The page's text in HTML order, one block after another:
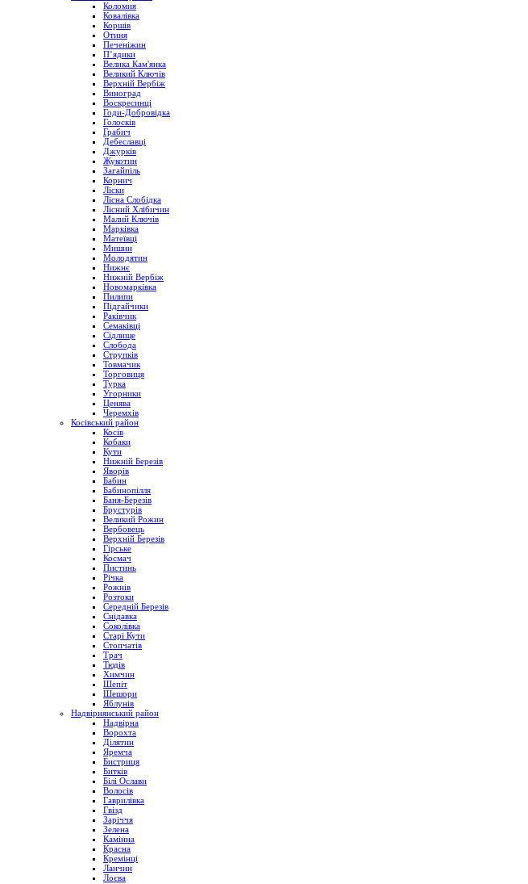
Коломия
Ковалівка
Коршів
Отиня
Печеніжин
П’ядики
Велика Кам'янка
Великий Ключів
Верхній Вербіж
Виноград
Воскресинці
Годи-Добровідка
Голосків
Грабич
Дебеславці
Джурків
Жукотин
Загайпіль
Корнич
Ліски
Лісна Слобідка
Лісний Хлібичин
Малий Ключів
Марківка
Матеївці
Мишин
Молодятин
Нижнє
Нижній Вербіж
Новомарківка
Пилипи
Підгайчики
Раківчик
Семаківці
Сідлище
Слобода
Струпків
Товмачик
Торговиця
Турка
Угорники
Ценява
Черемхів
Косівський район
Косів
Кобаки
Кути
Нижній Березів
Яворів
Бабин
Бабинопілля
Баня-Березів
Брустурів
Великий Рожин
Вербовець
Верхній Березів
Гірське
Космач
Пистинь
Річка
Рожнів
Розтоки
Середній Березів
Снідавка
Соколівка
Старі Кути
Стопчатів
Трач
Тюдів
Химчин
Шепіт
Шешори
Яблунів
Надвірнянський район
Надвірна
Ворохта
Ділятин
Яремча
Бистриця
Битків
Білі Ослави
Волосів
Гаврилівка
Гвізд
Заріччя
Зелена
Камінна
Красна
Кремінці
Ланчин
Лоєва